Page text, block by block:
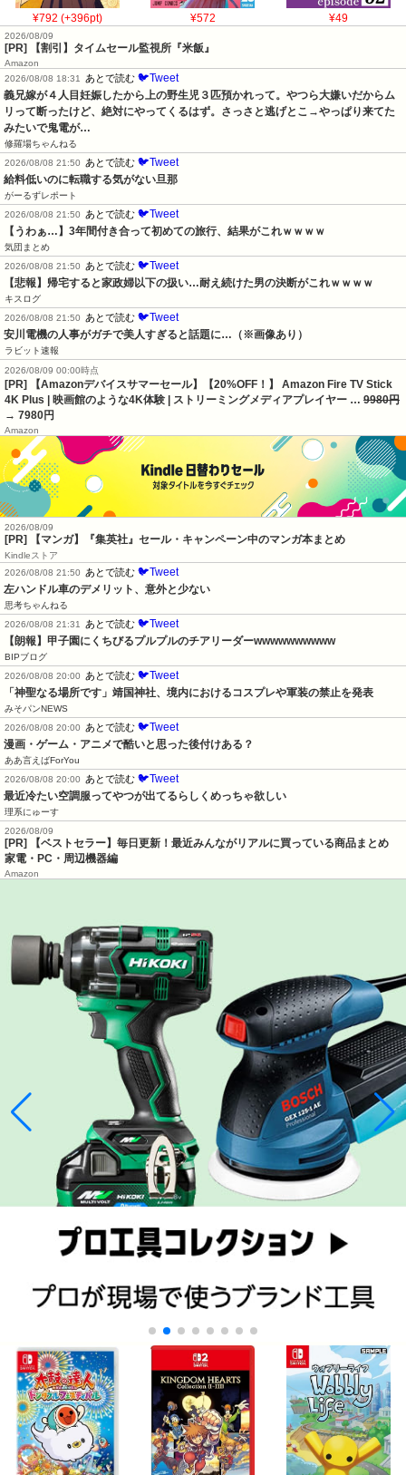
¥792 (+396pt) ¥572 ¥49
2026/08/09
[PR] 【割引】タイムセール監視所『米飯』
Amazon
2026/08/08 18:31
あとで読む 🐦Tweet
義兄嫁が４人目妊娠したから上の野生児３匹預かれって。やつら大嫌いだからム
リって断ったけど、絶対にやってくるはず。さっさと逃げとこ→やっぱり来てた
みたいで鬼電が…
修羅場ちゃんねる
2026/08/08 21:50
あとで読む 🐦Tweet
給料低いのに転職する気がない旦那
がーるずレポート
2026/08/08 21:50
あとで読む 🐦Tweet
【うわぁ…】3年間付き合って初めての旅行、結果がこれｗｗｗｗ
気団まとめ
2026/08/08 21:50
あとで読む 🐦Tweet
【悲報】帰宅すると家政婦以下の扱い…耐え続けた男の決断がこれｗｗｗｗ
キスログ
2026/08/08 21:50
あとで読む 🐦Tweet
安川電機の人事がガチで美人すぎると話題に…（※画像あり）
ラビット速報
2026/08/09 00:00時点
[PR] 【Amazonデバイスサマーセール】【20%OFF！】 Amazon Fire TV Stick
4K Plus | 映画館のような4K体験 | ストリーミングメディアプレイヤー … 9980円
→ 7980円
Amazon
2026/08/09
[PR] 【マンガ】『集英社』セール・キャンペーン中のマンガ本まとめ
Kindleストア
2026/08/08 21:50
あとで読む 🐦Tweet
左ハンドル車のデメリット、意外と少ない
思考ちゃんねる
2026/08/08 21:31
あとで読む 🐦Tweet
【朗報】甲子園にくちびるプルプルのチアリーダーwwwwwwwwww
BIPブログ
2026/08/08 20:00
あとで読む 🐦Tweet
「神聖なる場所です」靖国神社、境内におけるコスプレや軍装の禁止を発表
みそパンNEWS
2026/08/08 20:00
あとで読む 🐦Tweet
漫画・ゲーム・アニメで酷いと思った後付けある？
ああ言えばForYou
2026/08/08 20:00
あとで読む 🐦Tweet
最近冷たい空調服ってやつが出てるらしくめっちゃ欲しい
理系にゅーす
2026/08/09
[PR] 【ベストセラー】毎日更新！最近みんながリアルに買っている商品まとめ
家電・PC・周辺機器編
Amazon